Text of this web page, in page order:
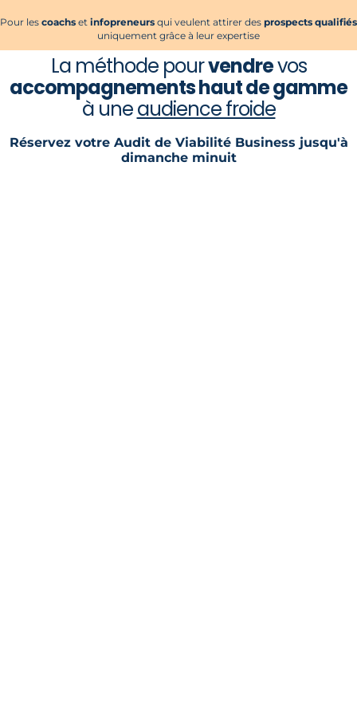
Pour les coachs et infopreneurs qui veulent attirer des prospects qualifiés
uniquement grâce à leur expertise
La méthode pourvendrevos
accompagnements haut de gamme
à uneaudience froide
Réservez votre Audit de Viabilité Business jusqu'à
dimanche minuit